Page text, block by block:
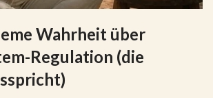
Wahrheit über
Regulation (die